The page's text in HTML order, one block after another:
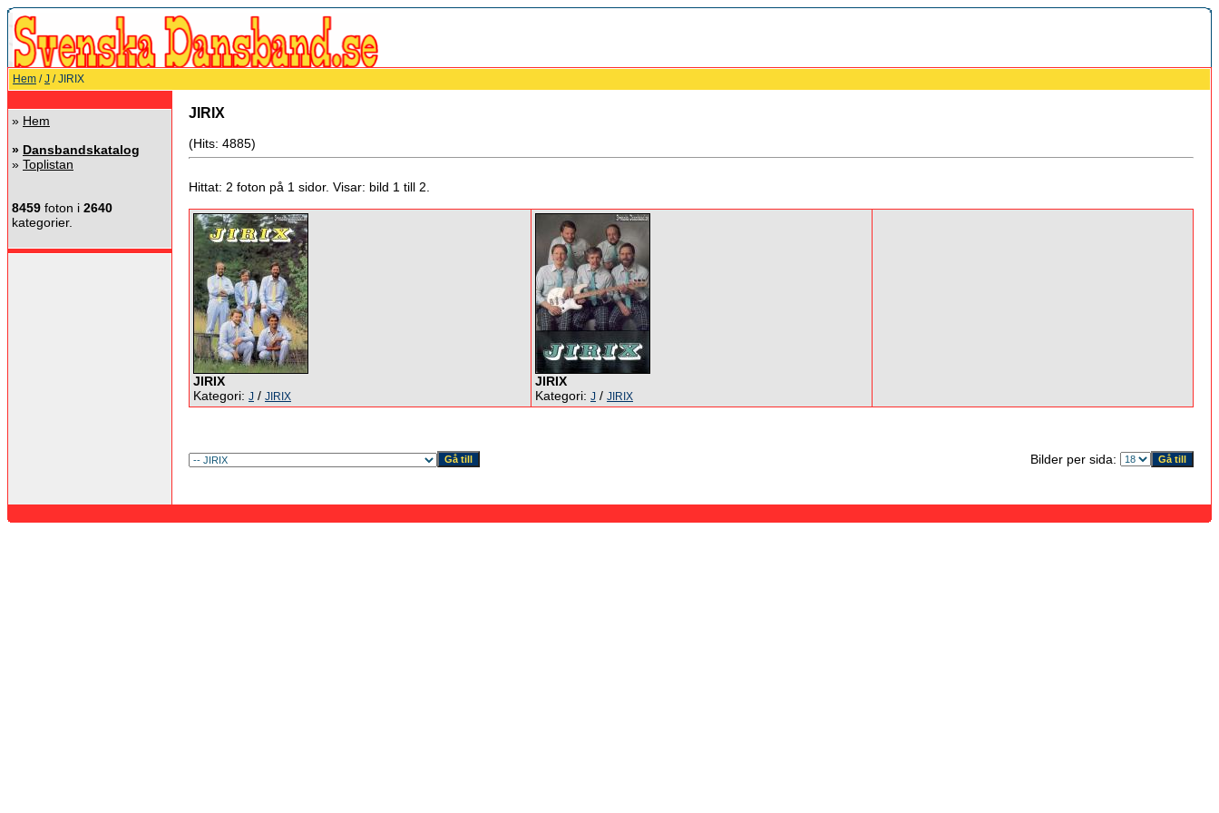
Hem /J / JIRIX
» Hem
» Dansbandskatalog
» Toplistan
8459 foton i 2640
kategorier.
JIRIX
(Hits: 4885)
Hittat: 2 foton på 1 sidor. Visar: bild 1 till 2.
JIRIX
Kategori: J / JIRIX
JIRIX
Kategori: J / JIRIX
Bilder per sida: